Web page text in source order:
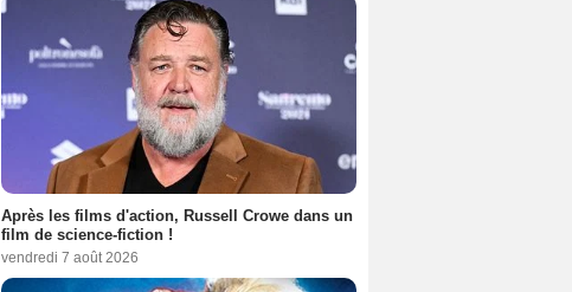
Après les films d'action, Russell Crowe dans un
film de science-fiction !
vendredi 7 août 2026